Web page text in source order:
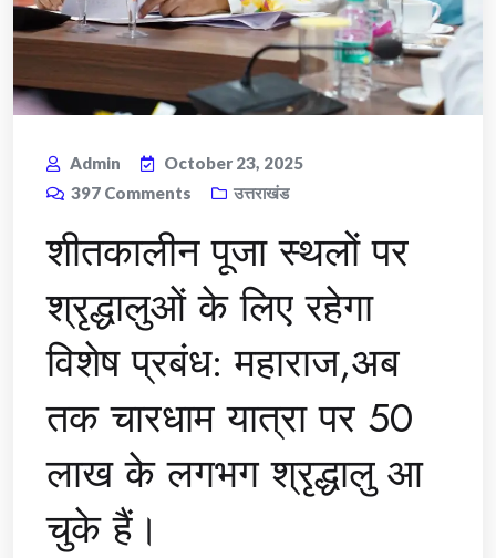
Admin
October 23, 2025
397 Comments उत्तराखंड
शीतकालीन पूजा स्थलों पर
श्रृद्धालुओं के लिए रहेगा
विशेष प्रबंध: महाराज,अब
तक चारधाम यात्रा पर 50
लाख के लगभग श्रृद्धालु आ
चुके हैं।